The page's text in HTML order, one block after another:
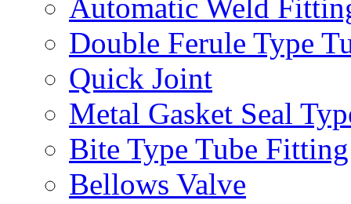
Automatic Weld
Double Ferule Type
Quick Joint
Metal Gasket Seal
Bite Type Tube Fitting
Bellows Valve